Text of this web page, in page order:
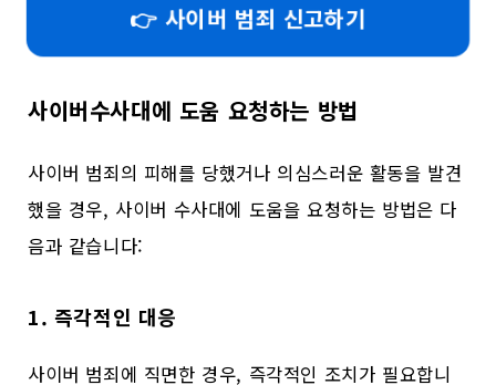
👉 사이버 범죄 신고하기
사이버수사대에 도움 요청하는 방법
사이버 범죄의 피해를 당했거나 의심스러운 활동을 발견
했을 경우, 사이버 수사대에 도움을 요청하는 방법은 다
음과 같습니다:
1. 즉각적인 대응
사이버 범죄에 직면한 경우, 즉각적인 조치가 필요합니